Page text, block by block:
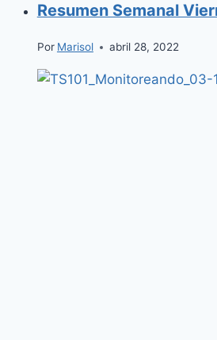
Resumen Semanal
Por Marisol abril 28, 2022